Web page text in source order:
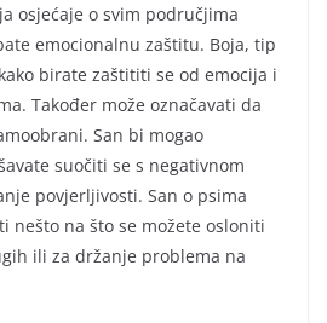
osjećaje o svim područjima
emocionalnu zaštitu. Boja, tip
birate zaštititi se od emocija i
Također može označavati da
San bi mogao
suočiti se s negativnom
povjerljivosti. San o psima
nešto na što se možete osloniti
ili za držanje problema na